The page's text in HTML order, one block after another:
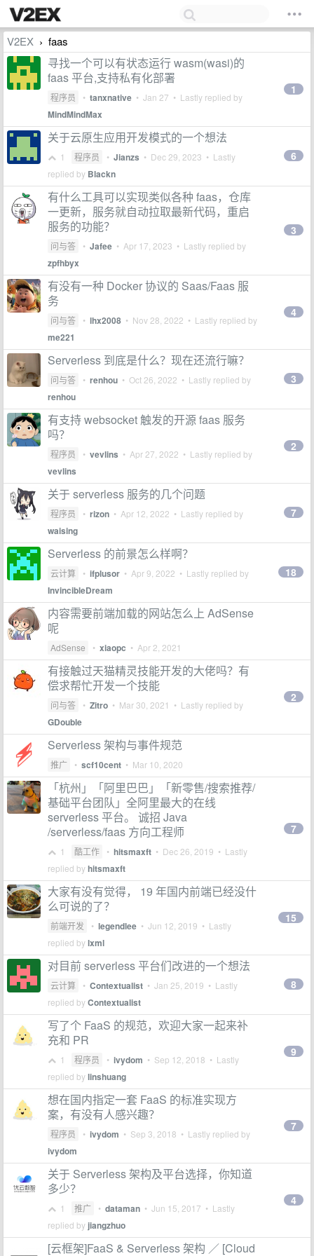
V2EX › faas
寻找一个可以有状态运行 wasm(wasi)的
faas 平台,支持私有化部署
程序员 • tanxnative • Jan 27 • Lastly replied by
MindMindMax
1
关于云原生应用开发模式的一个想法
1 程序员 • Jianzs • Dec 29, 2023 • Lastly
replied by Blackn
6
有什么工具可以实现类似各种 faas，仓库
一更新，服务就自动拉取最新代码，重启
服务的功能？
问与答 • Jafee • Apr 17, 2023 • Lastly replied by
zpfhbyx
3
有没有一种 Docker 协议的 Saas/Faas 服
务
问与答 • lhx2008 • Nov 28, 2022 • Lastly replied by
me221
4
Serverless 到底是什么？现在还流行嘛？
问与答 • renhou • Oct 26, 2022 • Lastly replied by
renhou
3
有支持 websocket 触发的开源 faas 服务
吗？
程序员 • vevlins • Apr 27, 2022 • Lastly replied by
vevlins
2
关于 serverless 服务的几个问题
程序员 • rizon • Apr 12, 2022 • Lastly replied by
waising
7
Serverless 的前景怎么样啊？
云计算 • ifplusor • Apr 9, 2022 • Lastly replied by
InvincibleDream
18
内容需要前端加载的网站怎么上 AdSense
呢
AdSense • xiaopc • Apr 2, 2021
有接触过天猫精灵技能开发的大佬吗？有
偿求帮忙开发一个技能
问与答 • Zitro • Mar 30, 2021 • Lastly replied by
GDouble
2
Serverless 架构与事件规范
推广 • scf10cent • Mar 10, 2020
「杭州」「阿里巴巴」「新零售/搜索推荐/
基础平台团队」全阿里最大的在线
serverless 平台。 诚招 Java
/serverless/faas 方向工程师
1 酷工作 • hitsmaxft • Dec 26, 2019 • Lastly
replied byhitsmaxft
7
大家有没有觉得， 19 年国内前端已经没什
么可说的了？
前端开发 • legendlee • Jun 12, 2019 • Lastly
replied bylxml
15
对目前 serverless 平台们改进的一个想法
云计算 • Contextualist • Jan 25, 2019 • Lastly
replied byContextualist
8
写了个 FaaS 的规范，欢迎大家一起来补
充和 PR
1 程序员 • ivydom • Sep 12, 2018 • Lastly
replied bylinshuang
9
想在国内指定一套 FaaS 的标准实现方
案，有没有人感兴趣？
程序员 • ivydom • Sep 3, 2018 • Lastly replied by
ivydom
7
关于 Serverless 架构及平台选择，你知道
多少？
1 推广 • dataman • Jun 15, 2017 • Lastly
replied by jiangzhuo
4
[云框架]FaaS & Serverless 架构 ／ [Cloud